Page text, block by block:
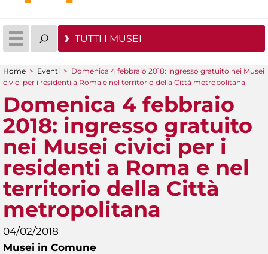
TUTTI I MUSEI
Tu sei qui
Home > Eventi > Domenica 4 febbraio 2018: ingresso gratuito nei Musei
civici per i residenti a Roma e nel territorio della Città metropolitana
Domenica 4 febbraio
2018: ingresso gratuito
nei Musei civici per i
residenti a Roma e nel
territorio della Città
metropolitana
04/02/2018
Musei in Comune